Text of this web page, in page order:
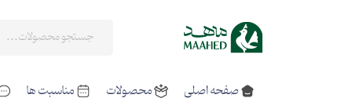
صفحه اصلی محصولات مناسبت ها